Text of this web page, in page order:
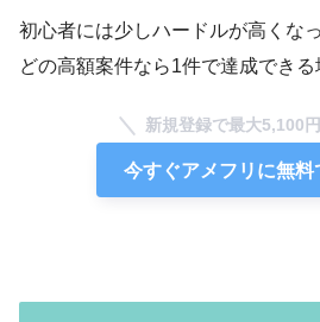
初心者には少しハードルが高くな
どの高額案件なら1件で達成できる
新規登録で最大5,100
今すぐアメフリに無料